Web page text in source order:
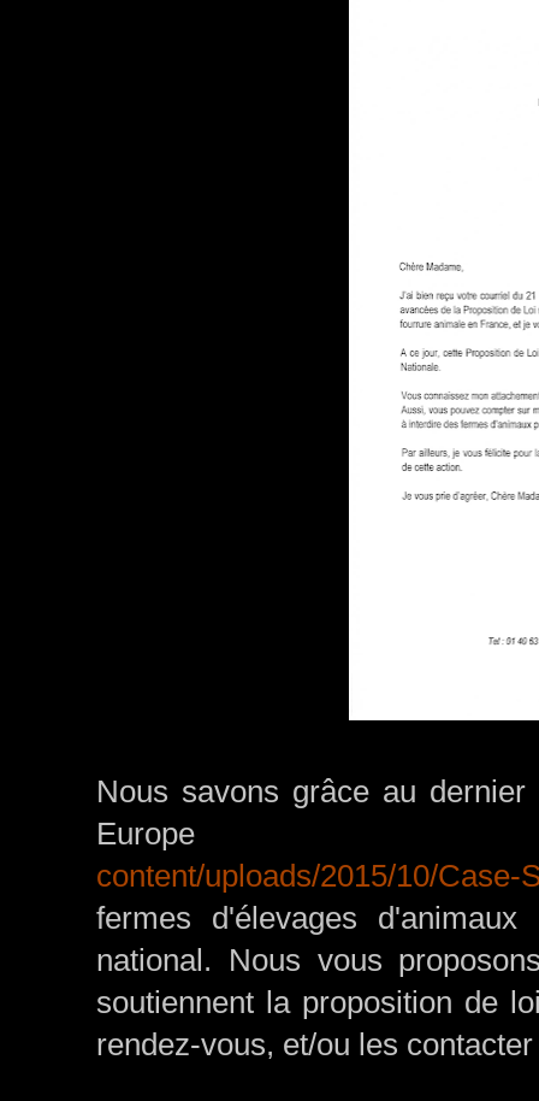
Nous savons grâce au
content/uploads/2015/10/Case-
fermes d'élevages
national. Nous vous
soutiennent la proposition de
rendez-vous, et/ou les